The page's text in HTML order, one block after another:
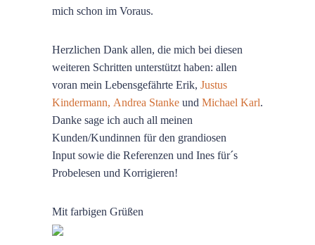
mich schon im Voraus.
Herzlichen Dank allen, die mich bei diesen
weiteren Schritten unterstützt haben: allen
voran mein Lebensgefährte Erik, Justus
Kindermann, Andrea Stanke und Michael Karl.
Danke sage ich auch all meinen
Kunden/Kundinnen für den grandiosen
Input sowie die Referenzen und Ines für´s
Probelesen und Korrigieren!
Mit farbigen Grüßen